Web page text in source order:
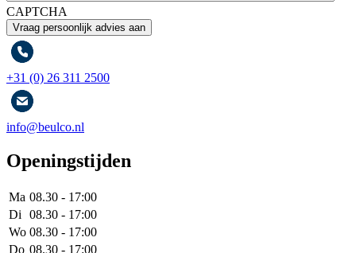
CAPTCHA
+31 (0) 26 311 2500
info@beulco.nl
Openingstijden
Ma 08.30 - 17:00
Di
08.30 - 17:00
Wo 08.30 - 17:00
Do 08.30 - 17:00